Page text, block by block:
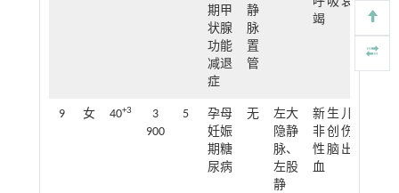
期甲
状腺
功能
减退
症
静
脉
置
管
竭
9 女 40+3
3
900
5
孕母
妊娠
期糖
尿病
无
左大
隐静
脉、
左股
静
新生儿
非创伤
性脑出
血